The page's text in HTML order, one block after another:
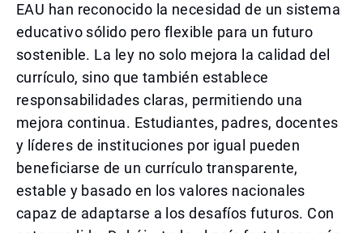
EAU han reconocido la necesidad de un sistema
educativo sólido pero flexible para un futuro
sostenible. La ley no solo mejora la calidad del
currículo, sino que también establece
responsabilidades claras, permitiendo una
mejora continua. Estudiantes, padres, docentes
y líderes de instituciones por igual pueden
beneficiarse de un currículo transparente,
estable y basado en los valores nacionales
capaz de adaptarse a los desafíos futuros. Con